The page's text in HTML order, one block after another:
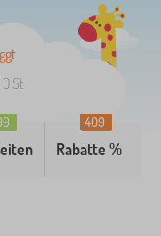
0 St
Rabatte %
409